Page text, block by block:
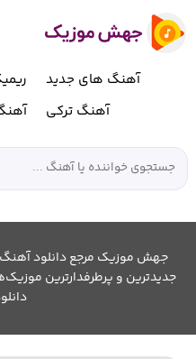
آهنگ های جدید
آهنگ ترکی
جهش موزیک مرجع دانلود آهنگ
جدیدترین و پرطرفدارترین